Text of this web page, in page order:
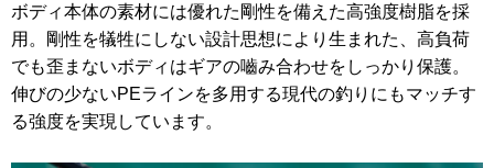
ボディ本体の素材には優れた剛性を備えた高強度樹脂を採
用。剛性を犠牲にしない設計思想により生まれた、高負荷
でも歪まないボディはギアの嚙み合わせをしっかり保護。
伸びの少ないPEラインを多用する現代の釣りにもマッチす
る強度を実現しています。